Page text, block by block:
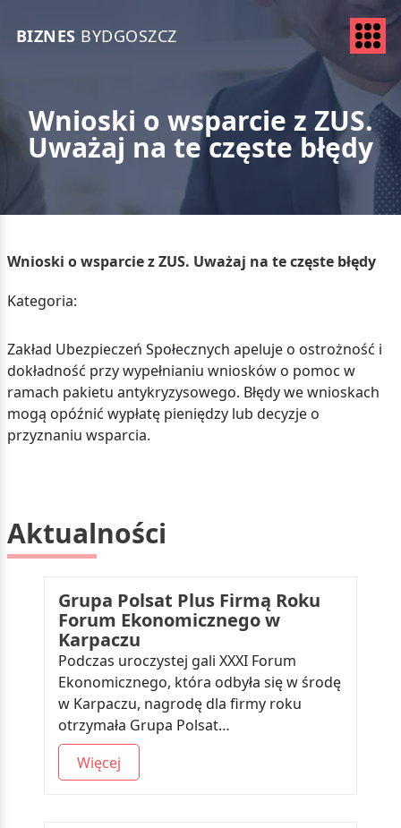
BIZNES BYDGOSZCZ
Wnioski o wsparcie z ZUS.
Uważaj na te częste błędy
Wnioski o wsparcie z ZUS. Uważaj na te częste błędy
Kategoria:
Zakład Ubezpieczeń Społecznych apeluje o ostrożność i
dokładność przy wypełnianiu wniosków o pomoc w
ramach pakietu antykryzysowego. Błędy we wnioskach
mogą opóźnić wypłatę pieniędzy lub decyzje o
przyznaniu wsparcia.
Aktualności
Grupa Polsat Plus Firmą Roku
Forum Ekonomicznego w
Karpaczu
Podczas uroczystej gali XXXI Forum
Ekonomicznego, która odbyła się w środę
w Karpaczu, nagrodę dla firmy roku
otrzymała Grupa Polsat…
Więcej